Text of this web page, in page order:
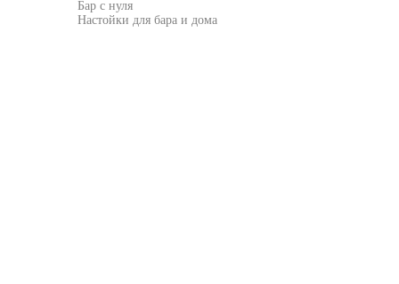
Бар с нуля
Настойки для бара и дома